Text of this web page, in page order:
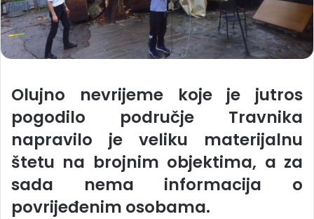
Olujno nevrijeme koje je jutros
pogodilo područje Travnika
napravilo je veliku materijalnu
štetu na brojnim objektima, a za
sada nema informacija o
povrijeđenim osobama.